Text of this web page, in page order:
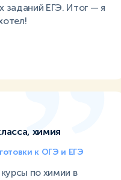
заданий ЕГЭ. Итог — я
химия
к ОГЭ и ЕГЭ
по химии в